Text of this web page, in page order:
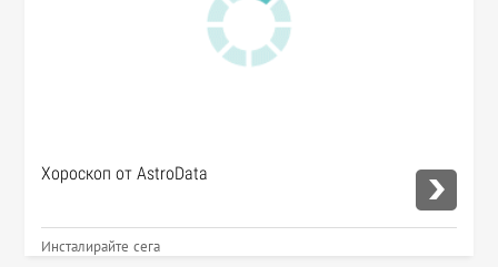
Хороскоп от AstroData
Инсталирайте сега